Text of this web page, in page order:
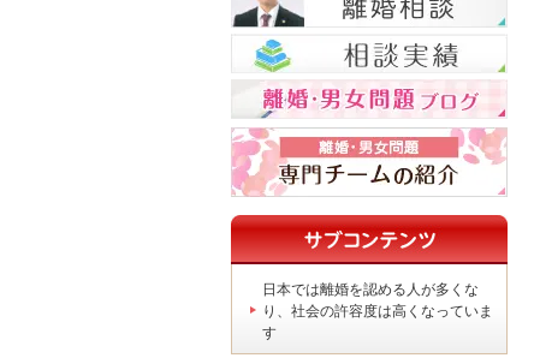
日本では離婚を認める人が多くな
り、社会の許容度は高くなっていま
す